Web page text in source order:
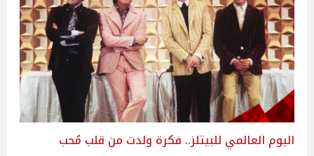
اليوم العالمي للبيتلز.. فكرة ولدت من قلب مُحب